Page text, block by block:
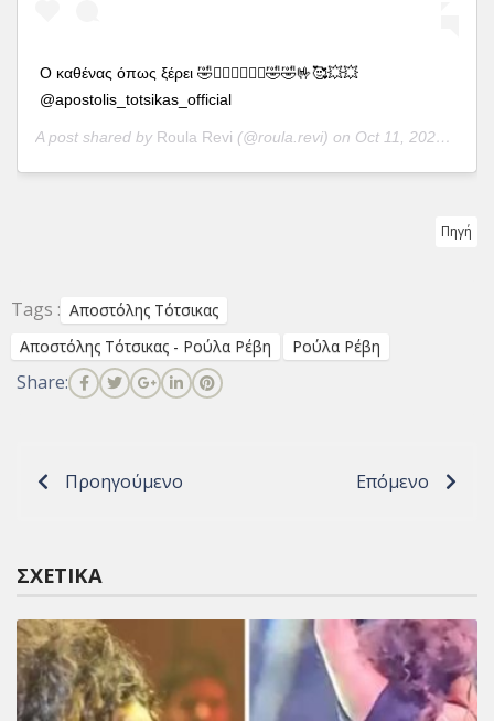
Ο καθένας όπως ξέρει 🤣🧘🏿‍♂️🧘🏿‍♂️🤣🤣🤟🥰💥💥
@apostolis_totsikas_official
A post shared by Roula Revi (@roula.revi) on Oct 11, 2020 at 7:08am PDT
Πηγή
Tags : Αποστόλης Τότσικας
Αποστόλης Τότσικας - Ρούλα Ρέβη
Ρούλα Ρέβη
Share:
Προηγούμενο Επόμενο
ΣΧΕΤΙΚΆ